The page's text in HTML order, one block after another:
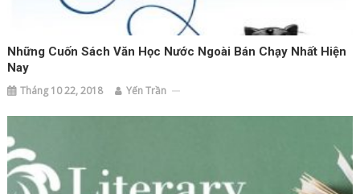
Những Cuốn Sách Văn Học Nước Ngoài Bán Chạy Nhất Hiện
Nay
Tháng 10 22, 2018 Yến Trần